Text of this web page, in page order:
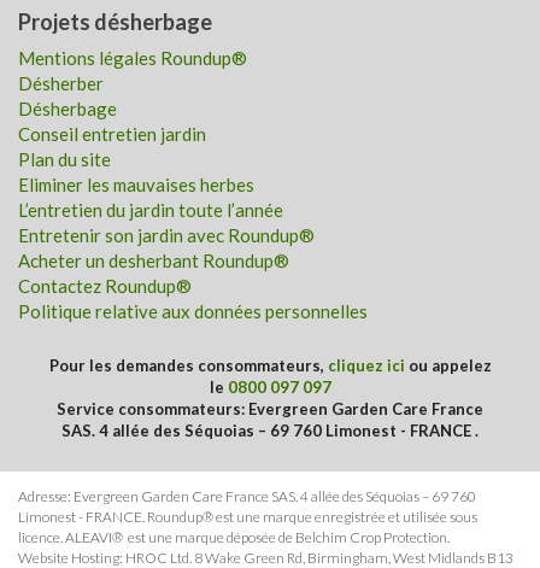
Projets désherbage
Mentions légales Roundup®
Désherber
Désherbage
Conseil entretien jardin
Plan du site
Eliminer les mauvaises herbes
L’entretien du jardin toute l’année
Entretenir son jardin avec Roundup®
Acheter un desherbant Roundup®
Contactez Roundup®
Politique relative aux données personnelles
Pour les demandes consommateurs, cliquez ici ou appelez
le 0800 097 097
Service consommateurs: Evergreen Garden Care France
SAS. 4 allée des Séquoias – 69 760 Limonest - FRANCE .
Adresse: Evergreen Garden Care France SAS. 4 allée des Séquoias – 69 760
Limonest - FRANCE. Roundup® est une marque enregistrée et utilisée sous
licence. ALEAVI® est une marque déposée de Belchim Crop Protection.
Website Hosting: HROC Ltd. 8 Wake Green Rd, Birmingham, West Midlands B13